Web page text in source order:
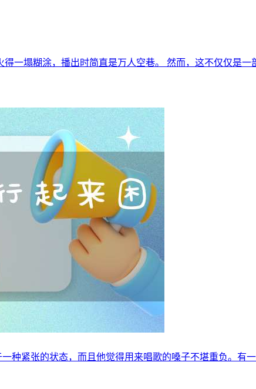
一塌糊涂，播出时简直是万人空巷。 然而，这不仅仅是
紧张的状态，而且他觉得用来唱歌的嗓子不堪重负。有